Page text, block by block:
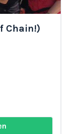
Chain!)